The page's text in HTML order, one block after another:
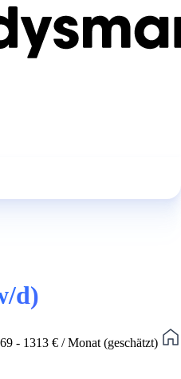
d)
- 1313 € / Monat (geschätzt)